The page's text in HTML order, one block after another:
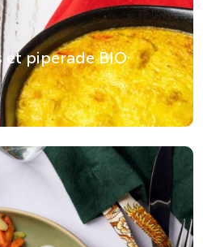
mâcher ou à
vous
pour le
besoins
plat.
une
notre
corail
et piperade BIO